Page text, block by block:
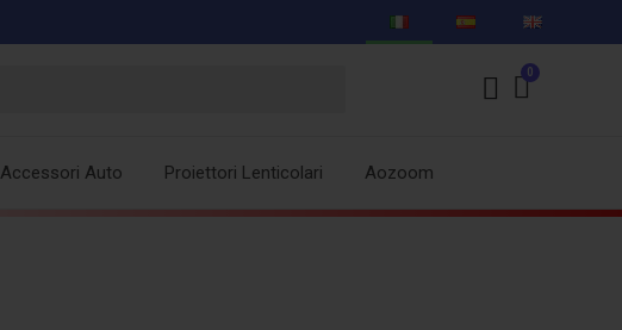
Accessori Auto Proiettori Lenticolari Aozoom